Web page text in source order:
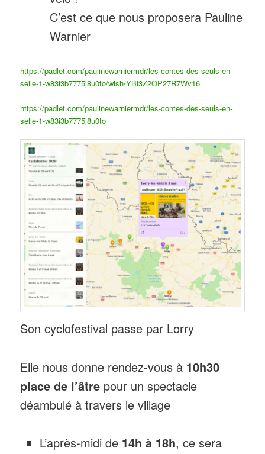
C’est ce que nous proposera Pauline
Warnier
https://padlet.com/paulinewarniermdr/les-contes-des-seuls-en-
selle-1-w83i3b7775j8u0to/wish/YBl3Z2OP27R7Wv16
https://padlet.com/paulinewarniermdr/les-contes-des-seuls-en-
selle-1-w83i3b7775j8u0to
Son cyclofestival passe par Lorry
Elle nous donne rendez-vous à 10h30
place de l’âtre pour un spectacle
déambulé à travers le village
L’après-midi de 14h à 18h, ce sera